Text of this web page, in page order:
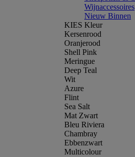
Wijnaccessoires
Nieuw Binnen
KIES Kleur
Kersenrood
Oranjerood
Shell Pink
Meringue
Deep Teal
Wit
Azure
Flint
Sea Salt
Mat Zwart
Bleu Riviera
Chambray
Ebbenzwart
Multicolour